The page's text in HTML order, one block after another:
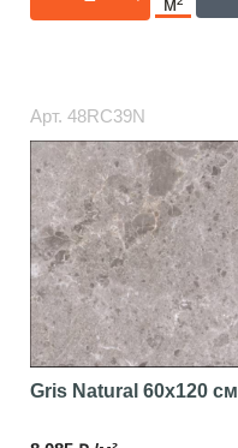
Арт. 48RC39N
Gris Natural 60x120 см